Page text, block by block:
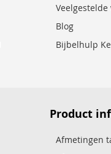
Veelgestelde
Blog
Bijbelhulp
Product
Afmetingen